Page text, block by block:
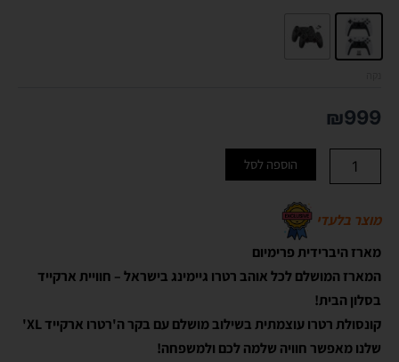
₪999
הוספה לסל
מוצר בלעדי
מארז היברידית פרימיום
המארז המושלם לכל אוהב רטרו גיימינג בישראל – חוויית ארקייד
בסלון הבית!
קונסולת רטרו עוצמתית בשילוב מושלם עם בקר ה'רטרו ארקייד XL'
שלנו מאפשר חוויה שלמה לכם ולמשפחה!